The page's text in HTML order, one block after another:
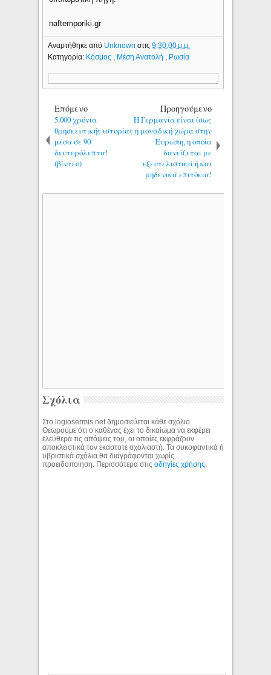
naftemporiki.gr
Αναρτήθηκε από Unknownστις9:30:00 μ.μ.
Κατηγορία: Κόσμος Μέση Ανατολή Ρωσία
Επόμενο
5.000 χρόνια
θρησκευτικής ιστορίας
μέσα σε 90
δευτερόλεπτα!
(βίντεο)
Προηγούμενο
Η Γερμανία είναι ίσως
η μοναδική χώρα στην
Ευρώπη, η οποία
δανείζεται με
εξευτελιστικά ή και
μηδενικά επιτόκια!
Σχόλια
Στο logiosermis.net δημοσιεύεται κάθε σχόλιο.
Θεωρούμε ότι ο καθένας έχει το δικαίωμα να εκφέρει
ελεύθερα τις απόψεις του, οι οποίες εκφράζουν
αποκλειστικά τον εκάστοτε σχολιαστή. Τα συκοφαντικά ή
υβριστικά σχόλια θα διαγράφονται χωρίς
προειδοποίηση. Περισσότερα στιςοδηγίες χρήσης